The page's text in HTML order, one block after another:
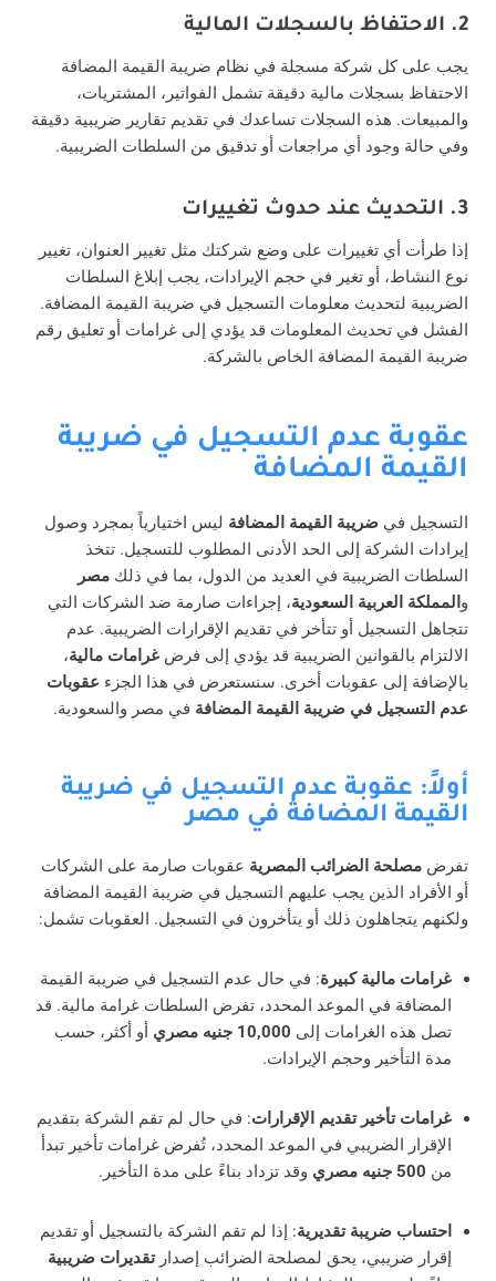
2. الاحتفاظ بالسجلات المالية
يجب على كل شركة مسجلة في نظام ضريبة القيمة المضافة
الاحتفاظ بسجلات مالية دقيقة تشمل الفواتير، المشتريات،
والمبيعات. هذه السجلات تساعدك في تقديم تقارير ضريبية دقيقة
وفي حالة وجود أي مراجعات أو تدقيق من السلطات الضريبية.
3. التحديث عند حدوث تغييرات
إذا طرأت أي تغييرات على وضع شركتك مثل تغيير العنوان، تغيير
نوع النشاط، أو تغير في حجم الإيرادات، يجب إبلاغ السلطات
الضريبية لتحديث معلومات التسجيل في ضريبة القيمة المضافة.
الفشل في تحديث المعلومات قد يؤدي إلى غرامات أو تعليق رقم
ضريبة القيمة المضافة الخاص بالشركة.
عقوبة عدم التسجيل في ضريبة
القيمة المضافة
التسجيل في ضريبة القيمة المضافة ليس اختيارياً بمجرد وصول
إيرادات الشركة إلى الحد الأدنى المطلوب للتسجيل. تتخذ
السلطات الضريبية في العديد من الدول، بما في ذلك مصر
و المملكة العربية السعودية، إجراءات صارمة ضد الشركات التي
تتجاهل التسجيل أو تتأخر في تقديم الإقرارات الضريبية. عدم
الالتزام بالقوانين الضريبية قد يؤدي إلى فرض غرامات مالية،
بالإضافة إلى عقوبات أخرى. سنستعرض في هذا الجزء عقوبات
عدم التسجيل في ضريبة القيمة المضافة في مصر والسعودية.
أولاً: عقوبة عدم التسجيل في ضريبة
القيمة المضافة في مصر
تفرض مصلحة الضرائب المصرية عقوبات صارمة على الشركات
أو الأفراد الذين يجب عليهم التسجيل في ضريبة القيمة المضافة
ولكنهم يتجاهلون ذلك أو يتأخرون في التسجيل. العقوبات تشمل:
غرامات مالية كبيرة: في حال عدم التسجيل في ضريبة القيمة
المضافة في الموعد المحدد، تفرض السلطات غرامة مالية. قد
تصل هذه الغرامات إلى 10,000 جنيه مصري
أو أكثر، حسب
مدة التأخير وحجم الإيرادات.
غرامات تأخير تقديم الإقرارات: في حال لم تقم الشركة بتقديم
الإقرار الضريبي في الموعد المحدد، تُفرض غرامات تأخير تبدأ
من 500 جنيه مصري وقد تزداد بناءً على مدة التأخير.
احتساب ضريبة تقديرية: إذا لم تقم الشركة بالتسجيل أو تقديم
إقرار ضريبي، يحق لمصلحة الضرائب إصدارتقديرات ضريبية